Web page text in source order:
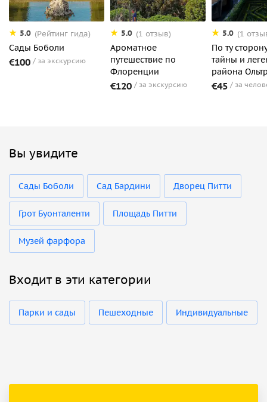
5.0 (Рейтинг гида)
Сады Боболи
€100 за экскурсию
5.0 (1 отзыв)
Ароматное
путешествие по
Флоренции
€120 за экскурсию
5.0 (1
По ту
тайны и
района
€45 за
Вы увидите
Сады Боболи Сад Бардини Дворец Питти
Грот Буонталенти Площадь Питти
Музей фарфора
Входит в эти категории
Парки и сады Пешеходные Индивидуальные